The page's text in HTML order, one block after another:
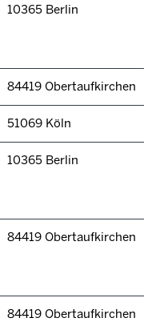
10365 Berlin
84419 Obertaufkirchen
51069 Köln
10365 Berlin
84419 Obertaufkirchen
84419 Obertaufkirchen